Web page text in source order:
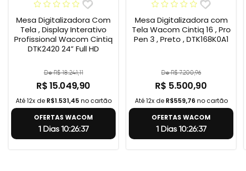
Mesa Digitalizadora Com
Tela , Display Interativo
Profissional Wacom Cintiq
DTK2420 24” Full HD
De R$ 18.241,11
R$ 15.049,90
Até 12x de R$1.531,45 no cartão
OFERTAS WACOM
1 Dias 10:26:36
Mesa Digitalizadora com
Tela Wacom Cintiq 16 , Pro
Pen 3 , Preto , DTK168K0A1
De R$ 7.200,96
R$ 5.500,90
Até 12x de R$559,76 no cartão
OFERTAS WACOM
1 Dias 10:26:36